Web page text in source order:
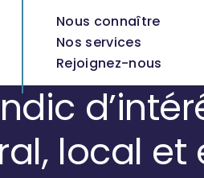
Nous connaître
Nos services
Rejoignez-nous
local et